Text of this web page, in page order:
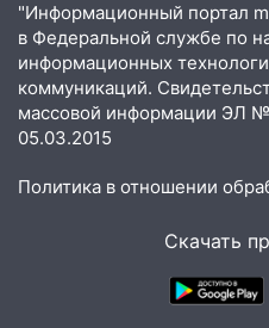
10:40 Новый мост
Ульяновске
сентябрю
10:25 Курьер
Димитровграда
В Заволжском
загорелся легковой
В Заволжском
"Информационный портал
в Федеральной службе по
информационных
коммуникаций.
массовой информации ЭЛ
05.03.2015
Политика в отношении
Скачать